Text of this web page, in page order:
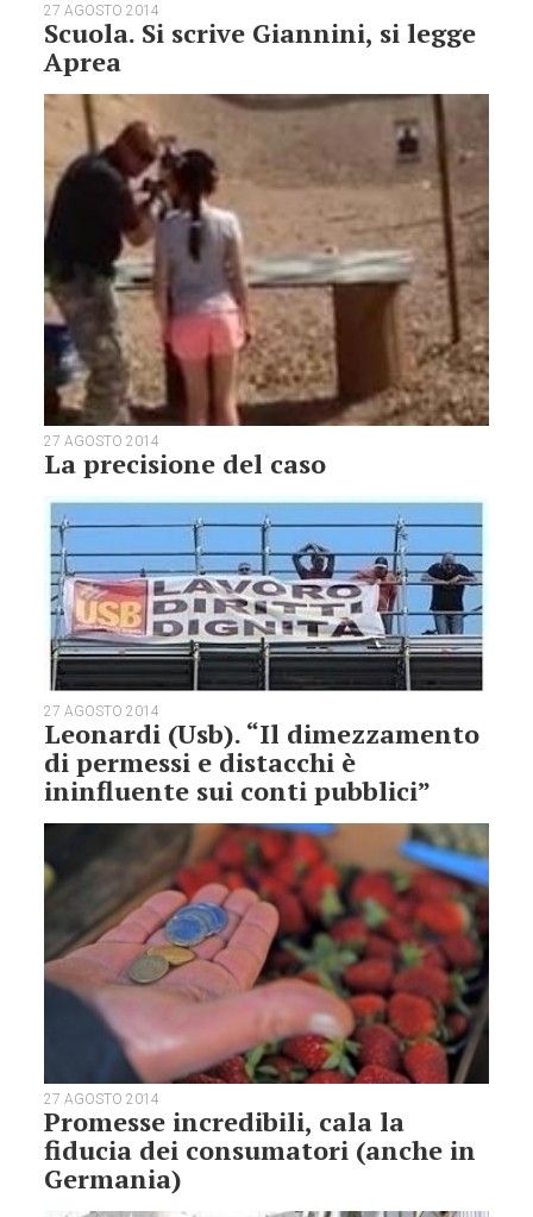
27 AGOSTO 2014
Scuola. Si scrive Giannini, si legge
Aprea
27 AGOSTO 2014
La precisione del caso
27 AGOSTO 2014
Leonardi (Usb). “Il dimezzamento
di permessi e distacchi è
ininfluente sui conti pubblici”
27 AGOSTO 2014
Promesse incredibili, cala la
fiducia dei consumatori (anche in
Germania)